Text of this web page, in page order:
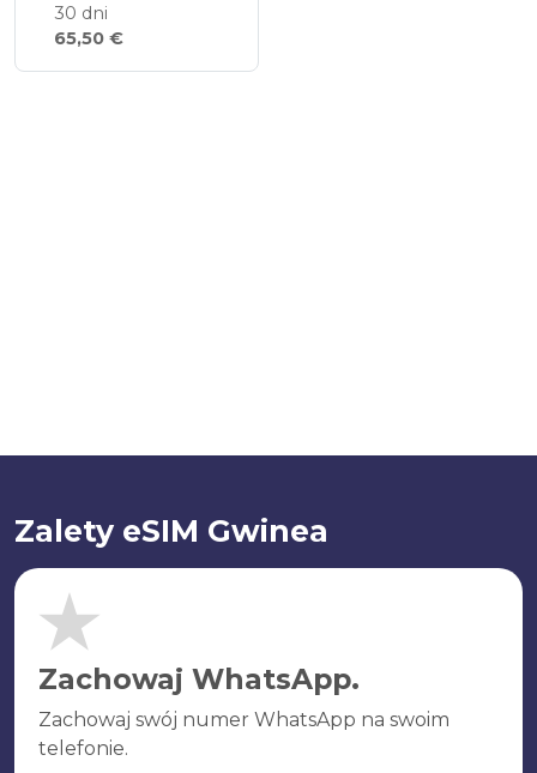
30 dni
65,50 €
Zalety eSIM Gwinea
Zachowaj WhatsApp.
Zachowaj swój numer WhatsApp na swoim
telefonie.